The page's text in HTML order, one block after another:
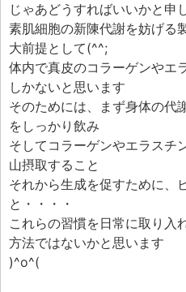
じゃあどうすればいいかと申
素肌細胞の新陳代謝を妨げる
大前提として(^^;
体内で真皮のコラーゲンやエ
しかないと思います
そのためには、まず身体の代
をしっかり飲み
そしてコラーゲンやエラスチ
山摂取すること
それから生成を促すために、
と・・・・
これらの習慣を日常に取り入
方法ではないかと思います
)^o^(